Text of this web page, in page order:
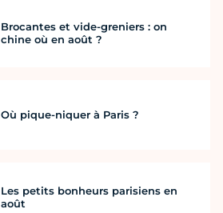
Brocantes et vide-greniers : on
chine où en août ?
Où pique-niquer à Paris ?
Les petits bonheurs parisiens en
août